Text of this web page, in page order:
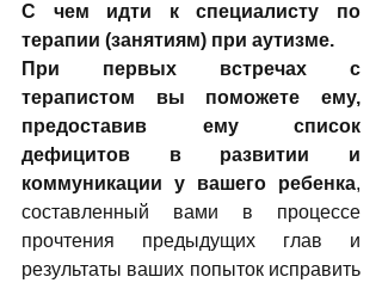
С чем идти к специалисту по
терапии (занятиям) при аутизме.
При первых встречах с
терапистом вы поможете ему,
предоставив ему список
дефицитов в развитии и
коммуникации у вашего ребенка,
составленный вами в процессе
прочтения предыдущих глав и
результаты ваших попыток исправить